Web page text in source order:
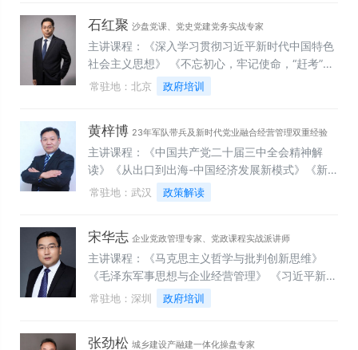
景沙盘》 《党建与经营生产相融合推动高质量发
展》 《党支部实务实操模拟操作》
石红聚 沙盘党课、党史党建党务实战专家
主讲课程：《深入学习贯彻习近平新时代中国特色
社会主义思想》 《不忘初心，牢记使命，“赶考”永
远在路上》（经典课程） 《切实增强“四个意识”、
坚定“四个自信”、做到“两个维护”》（多返聘课
《奋力实现中华民族伟大复兴的中国梦》 《新时代
党的军事指导理论——学习贯彻习近平强军思想》
《让青春在党和人民最需要的地方绽放绚丽之花
——学习贯彻习近平总书记关于青年工作的重要思
想》《新时代全面从严治党的强大思想武器——学
治党，深入推进反腐败斗争》 《全面增强执政本领
争做新时代好干部》 《树立党的纪律和规矩意识做
新时代政治上的明白人》 《一部党史百年党章》
（经典课程） 《党务工作实务》《学习党章尊崇党
章永葆共产党人的初心本色》（爆款课程） 《全面
部工作条例》解读 《新时代加强国有企业党的建设
常驻地：北京 政府培训
黄梓博 23年军队带兵及新时代党业融合经营管理双重经验
主讲课程：《中国共产党二十届三中全会精神解
读》《从出口到出海-中国经济发展新模式》《新
质生产力发展与中国式现代化》 《习近平新时期中
国特色社会主义思想》 《从百年党史中汲取智慧和
规廉政教育》 《峥嵘岁月——党史教育（沙盘模
拟）》《党业融合——用党建引领企业新质生产力
发展》 《筑牢堡垒——党支部建设实务落地“三会
一课”》《头雁领航——党支部书记履职能力提升》
《向解放军学管理与执行落地兵法》 《打造有凝聚
素养与履职能力提升》 《红色领导艺术与管理智慧
常驻地：武汉 政策解读
宋华志 企业党政管理专家、党政课程实战派讲师
主讲课程：《马克思主义哲学与批判创新思维》
《毛泽东军事思想与企业经营管理》 《习近平新时
代中国特色社会主义思想解读》 《从中国革命战争
史看新时期经营管理》 《党建工作心理学—心理学
谈话的艺术》（独家版权） 《井冈山革命精神》
常驻地：深圳 政府培训
张劲松 城乡建设产融建一体化操盘专家